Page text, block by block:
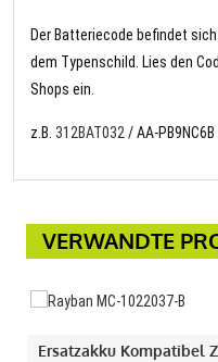
Der Batteriecode befindet
dem Typenschild. Lies den
Shops ein.
z.B. 312BAT032 / AA-
VERWANDTE
Ersatzakku Kompatibel